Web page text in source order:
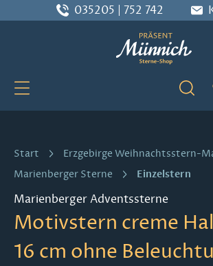
Zum Hauptinhalt springen
035205 | 752 742
Start
Erzgebirge Weihnachtsstern-
Marienberger Sterne
Einzelstern
Marienberger Adventssterne
Motivstern creme
16 cm ohne